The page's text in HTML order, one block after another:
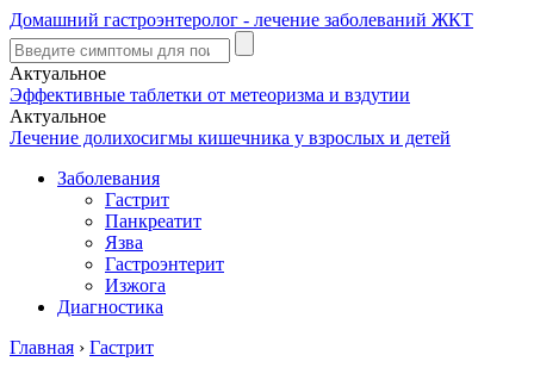
Домашний гастроэнтеролог - лечение заболеваний ЖКТ
Актуальное
Эффективные таблетки от метеоризма и вздутии
Актуальное
Лечение долихосигмы кишечника у взрослых и детей
Заболевания
Гастрит
Панкреатит
Язва
Гастроэнтерит
Изжога
Диагностика
Главная › Гастрит